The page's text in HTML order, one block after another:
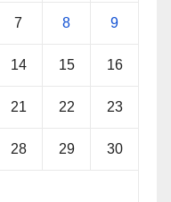
7 8 9
14 15 16
21 22 23
28 29 30